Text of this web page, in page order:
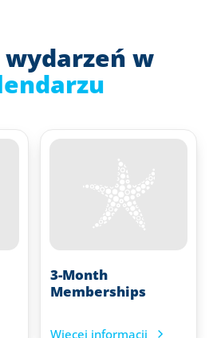
w
3-Month
Memberships
Więcej informacji